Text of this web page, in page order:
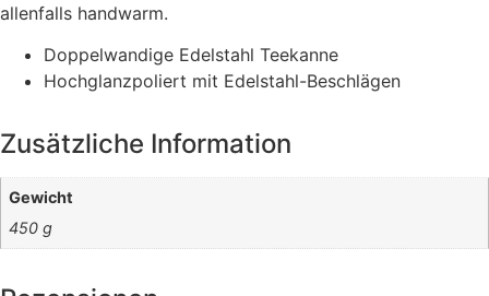
allenfalls handwarm.
Doppelwandige Edelstahl Teekanne
Hochglanzpoliert mit Edelstahl-Beschlägen
Zusätzliche Information
Gewicht
450 g